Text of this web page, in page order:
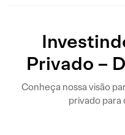
Privado –
Conheça nossa visão
privado para